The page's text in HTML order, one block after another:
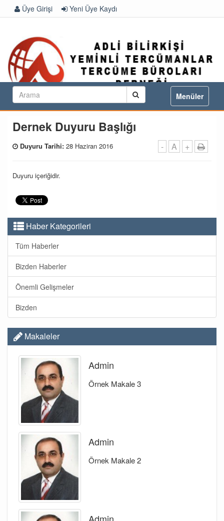
Üye Girişi Yeni Üye Kaydı
Toggle
navigation
Menüler
Dernek Duyuru Başlığı
Duyuru Tarihi: 28 Haziran 2016 - A +
Duyuru içeriğidir.
Haber Kategorileri
Tüm Haberler
Bizden Haberler
Önemli Gelişmeler
Bizden
Makaleler
Admin
Örnek Makale 3
Admin
Örnek Makale 2
Admin